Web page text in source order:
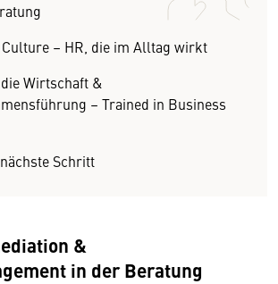
Culture – HR, die im Alltag wirkt
Wirtschaft &
– Trained in Business
Schritt
&
in der Beratung